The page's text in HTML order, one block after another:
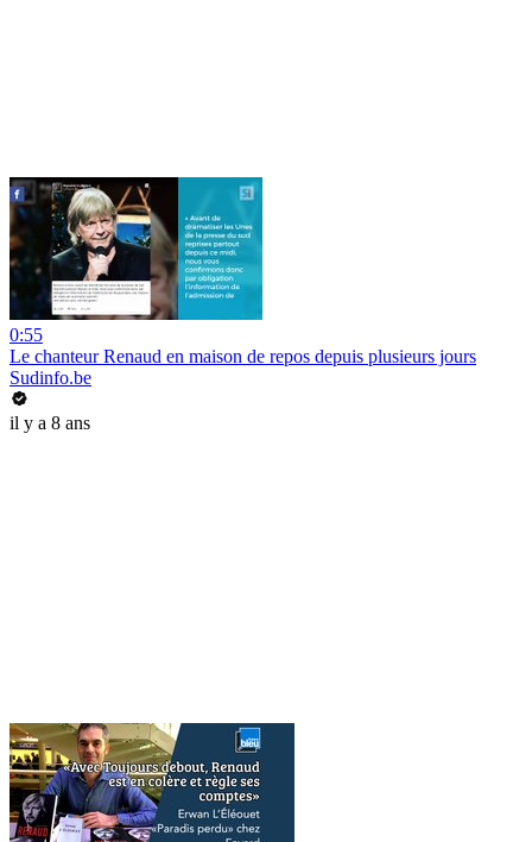
0:55
Le chanteur Renaud en maison de repos depuis plusieurs jours
Sudinfo.be
il y a 8 ans